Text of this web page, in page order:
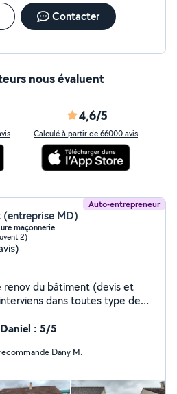
vos espaces verts !
Contacter
nous évaluent
4,6/5
Calculé à partir de 66000 avis
Auto-entrepreneur
(entreprise MD)
maçonnerie
2)
du bâtiment (devis et
dans toutes type de
toiture ravalement de
également travaux de
remplacement de tuiles
accepté travaux dans
: 5/5
Dany M.